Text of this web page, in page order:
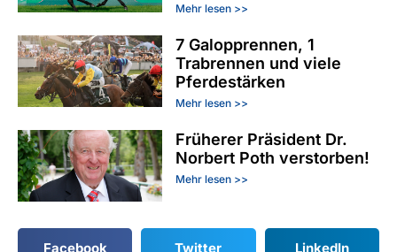
Mehr lesen >>
7 Galopprennen, 1
Trabrennen und viele
Pferdestärken
Mehr lesen >>
Früherer Präsident Dr.
Norbert Poth verstorben!
Mehr lesen >>
Facebook Twitter LinkedIn